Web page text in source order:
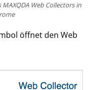
Web Collectors in
öffnet den Web